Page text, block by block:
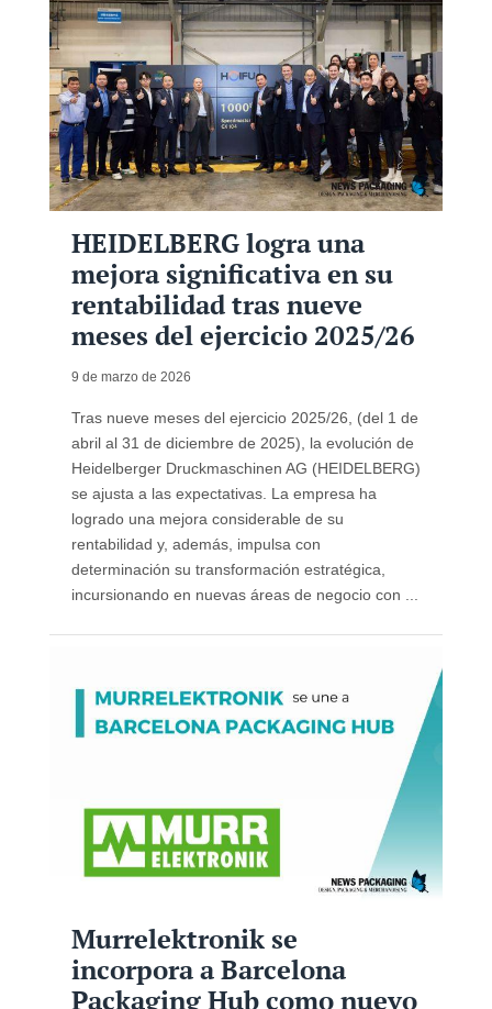
HEIDELBERG logra una
mejora significativa en su
rentabilidad tras nueve
meses del ejercicio 2025/26
9 de marzo de 2026
Tras nueve meses del ejercicio 2025/26, (del 1 de
abril al 31 de diciembre de 2025), la evolución de
Heidelberger Druckmaschinen AG (HEIDELBERG)
se ajusta a las expectativas. La empresa ha
logrado una mejora considerable de su
rentabilidad y, además, impulsa con
determinación su transformación estratégica,
incursionando en nuevas áreas de negocio con ...
Murrelektronik se
incorpora a Barcelona
Packaging Hub como nuevo